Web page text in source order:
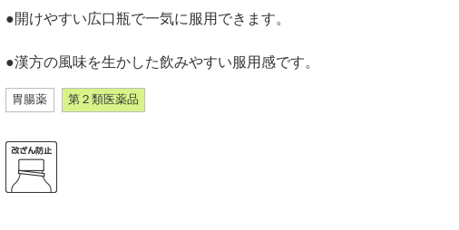
●開けやすい広口瓶で一気に服用できます。
●漢方の風味を生かした飲みやすい服用感です。
胃腸薬 第２類医薬品